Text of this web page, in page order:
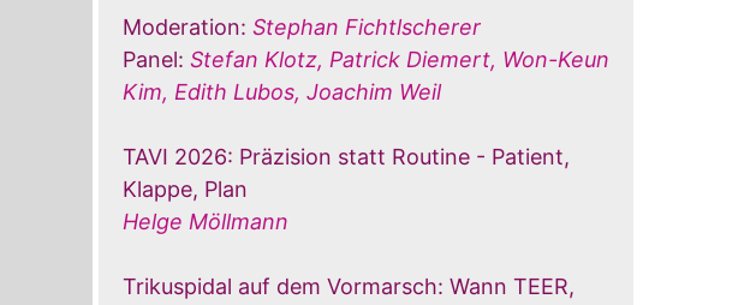
Moderation: Stephan Fichtlscherer
Panel: Stefan Klotz, Patrick Diemert, Won-Keun
Kim, Edith Lubos, Joachim Weil
TAVI 2026: Präzision statt Routine - Patient,
Klappe, Plan
Helge Möllmann
Trikuspidal auf dem Vormarsch: Wann TEER,